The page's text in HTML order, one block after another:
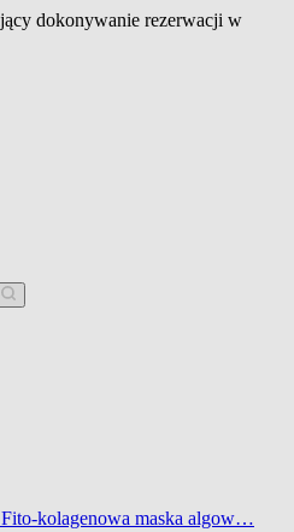
dokonywanie rezerwacji w
kolagenowa maska algow…